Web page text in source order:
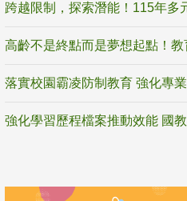
落實校園霸凌防制教育 強化專